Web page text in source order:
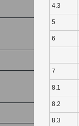
4.3
5
6
7
8.1
8.2
8.3